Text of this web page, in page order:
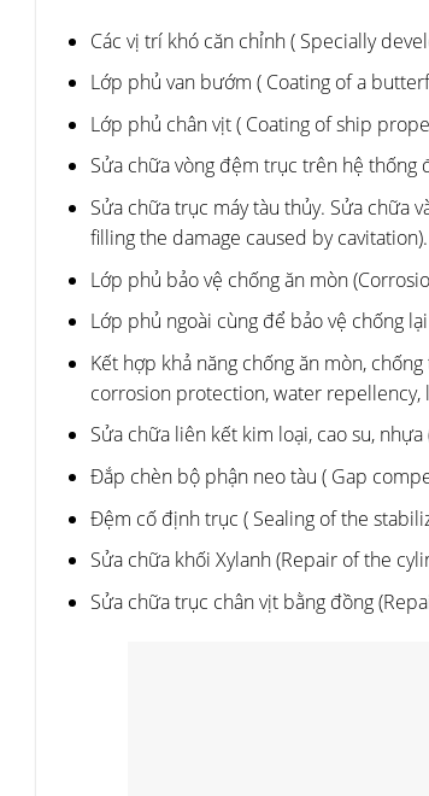
Các vị trí khó căn chỉnh ( Specially
Lớp phủ van bướm ( Coating of a
Lớp phủ chân vịt ( Coating of ship
Sửa chữa vòng đệm trục trên hệ thống
Sửa chữa trục máy tàu thủy. Sửa chữa
filling the damage caused by cavitation).
Lớp phủ bảo vệ chống ăn mòn
Lớp phủ ngoài cùng để bảo vệ chống
Kết hợp khả năng chống ăn mòn,
corrosion protection, water
Sửa chữa liên kết kim loại, cao su,
Đắp chèn bộ phận neo tàu ( Gap
Đệm cố định trục ( Sealing of the
Sửa chữa khối Xylanh (Repair of the
Sửa chữa trục chân vịt bằng đồng